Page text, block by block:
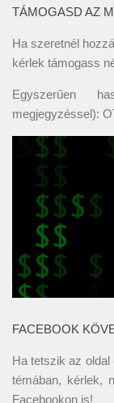
TÁMOGASD AZ
Ha szeretnél
kérlek támogass
Egyszerűen
megjegyzéssel):
FACEBOOK
Ha tetszik az
témában, kérlek,
Facebookon is!